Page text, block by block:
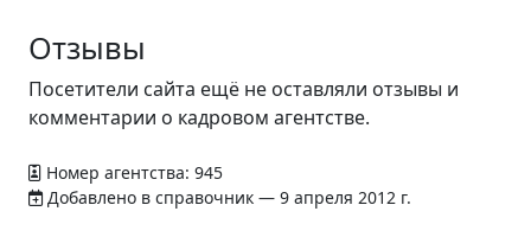
Отзывы
Посетители сайта ещё не оставляли отзывы и
комментарии о кадровом агентстве.
Номер агентства: 945
Добавлено в справочник — 9 апреля 2012 г.